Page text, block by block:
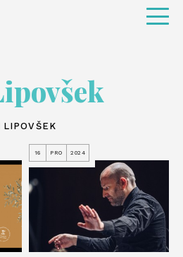
LIPOVŠEK
16 PRO 2024